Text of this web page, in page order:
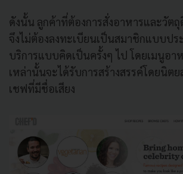
ดังนั้น ลูกค้าที่ต้องการสั่งอาหารและวัตถุ
จึงไม่ต้องลงทะเบียนเป็นสมาชิกแบบปร
บริการแบบคิดเป็นครั้งๆ ไป โดยเมนูอา
เหล่านั้นจะได้รับการสร้างสรรค์โดยนิต
เชฟที่มีชื่อเสียง